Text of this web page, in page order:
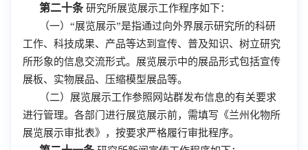
第二十条研究所展览展示工作程序如下：
（一）“展览展示”是指通过向外界展示研究所的科研
工作、科技成果、产品等达到宣传、普及知识、树立研究
所形象的信息交流形式。展览展示中的展品形式包括宣传
展板、实物展品、压缩模型展品等。
（二）展览展示工作参照网站群发布信息的有关要求
进行管理。各部门进行展览展示前，需填写《兰州化物所
展览展示审批表》，按要求严格履行审批程序。